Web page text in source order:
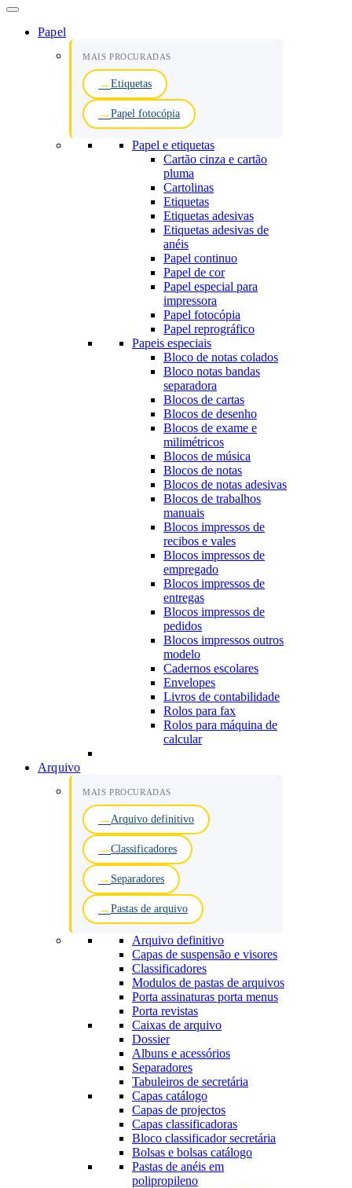
de
Papel
MAIS PROCURADAS
Etiquetas
Papel fotocópia
Papel e etiquetas
Cartão cinza e cartão
pluma
Cartolinas
Etiquetas
Etiquetas adesivas
Etiquetas adesivas de
anéis
Papel continuo
Papel de cor
Papel especial para
impressora
Papel fotocópia
Papel reprográfico
Papeis especiais
Bloco de notas colados
Bloco notas bandas
separadora
Blocos de cartas
Blocos de desenho
Blocos de exame e
milimétricos
Blocos de música
Blocos de notas
Blocos de notas adesivas
Blocos de trabalhos
manuais
Blocos impressos de
recibos e vales
Blocos impressos de
empregado
Blocos impressos de
entregas
Blocos impressos de
pedidos
Blocos impressos outros
modelo
Cadernos escolares
Envelopes
Livros de contabilidade
Rolos para fax
Rolos para máquina de
calcular
Arquivo
MAIS PROCURADAS
Arquivo definitivo
Classificadores
Separadores
Pastas de arquivo
Arquivo definitivo
Capas de suspensão e visores
Classificadores
Modulos de pastas de arquivos
Porta assinaturas porta menus
Porta revistas
Caixas de arquivo
Dossier
Albuns e acessórios
Separadores
Tabuleiros de secretária
Capas catálogo
Capas de projectos
Capas classificadoras
Bloco classificador secretária
Bolsas e bolsas catálogo
Pastas de anéis em
polipropileno